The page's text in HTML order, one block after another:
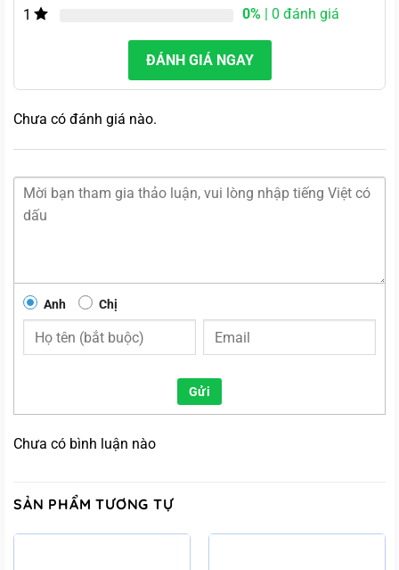
1
0% | 0 đánh giá
ĐÁNH GIÁ NGAY
Chưa có đánh giá nào.
Anh Chị
Gửi
Chưa có bình luận nào
SẢN PHẨM TƯƠNG TỰ